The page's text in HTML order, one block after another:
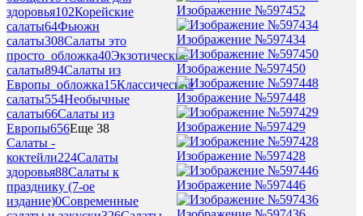
здоровья102Корейские
салаты64Фьюжн
салаты308Салаты это
просто_обложка40Экзотические
салаты894Салаты из
Европы_обложка15Классические
салаты554Необычные
салаты66Салаты из
Европы656Еще 38
Салаты -
коктейли224Салаты
здоровья88Салаты к
празднику (7-ое
издание)0Современные
Изображение №597452
Изображение №597434
Изображение №597450
Изображение №597448
Изображение №597429
Изображение №597428
Изображение №597446